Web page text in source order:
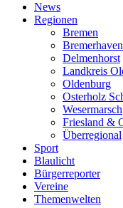
News
Regionen
Bremen
Bremerhaven
Delmenhorst
Landkreis
Oldenburg
Osterholz
Wesermarsch
Friesland &
Überregional
Sport
Blaulicht
Bürgerreporter
Vereine
Themenwelten